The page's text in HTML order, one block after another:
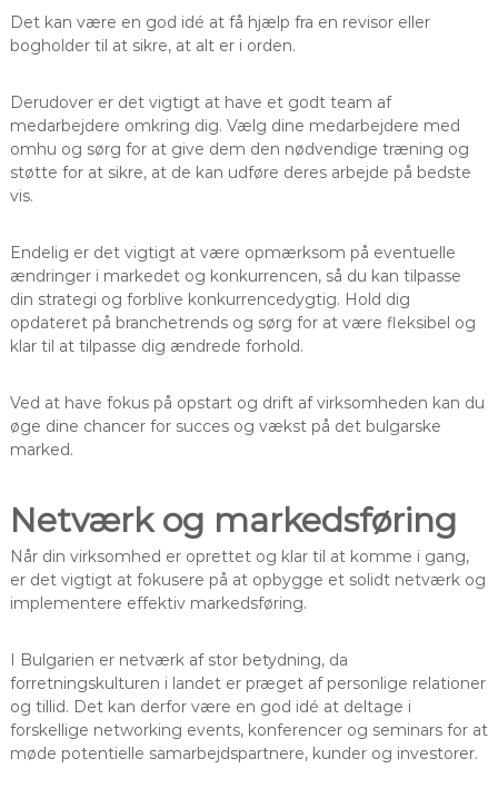
Det kan være en god idé at få hjælp fra en revisor eller
bogholder til at sikre, at alt er i orden.
Derudover er det vigtigt at have et godt team af
medarbejdere omkring dig. Vælg dine medarbejdere med
omhu og sørg for at give dem den nødvendige træning og
støtte for at sikre, at de kan udføre deres arbejde på bedste
vis.
Endelig er det vigtigt at være opmærksom på eventuelle
ændringer i markedet og konkurrencen, så du kan tilpasse
din strategi og forblive konkurrencedygtig. Hold dig
opdateret på branchetrends og sørg for at være fleksibel og
klar til at tilpasse dig ændrede forhold.
Ved at have fokus på opstart og drift af virksomheden kan du
øge dine chancer for succes og vækst på det bulgarske
marked.
Netværk og markedsføring
Når din virksomhed er oprettet og klar til at komme i gang,
er det vigtigt at fokusere på at opbygge et solidt netværk og
implementere effektiv markedsføring.
I Bulgarien er netværk af stor betydning, da
forretningskulturen i landet er præget af personlige relationer
og tillid. Det kan derfor være en god idé at deltage i
forskellige networking events, konferencer og seminars for at
møde potentielle samarbejdspartnere, kunder og investorer.